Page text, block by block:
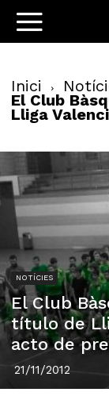
Inici
El Club
Lliga
NOTÍCIES
El Club
título de
acto de
21/11/2012